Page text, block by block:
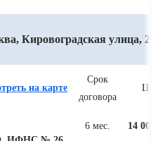
Кировоградская улица,
на карте
Срок
договора
6 мес. 14